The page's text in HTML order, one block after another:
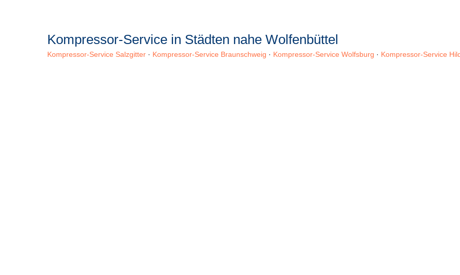
Kompressor-Service in Städten nahe Wolfenbüttel
Kompressor-Service Salzgitter · Kompressor-Service Braunschweig · Kompressor-Service Wolfsburg · Kompressor-Service